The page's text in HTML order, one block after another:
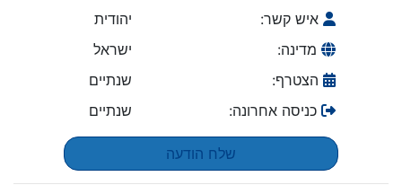
איש קשר:
יהודית
מדינה:
ישראל
הצטרף:
שנתיים
כניסה אחרונה:
שנתיים
שלח הודעה